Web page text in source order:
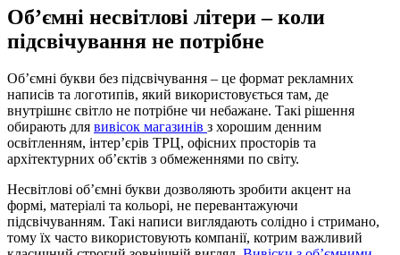
Об’ємні несвітлові літери – коли
підсвічування не потрібне
Об’ємні букви без підсвічування – це формат рекламних
написів та логотипів, який використовується там, де
внутрішнє світло не потрібне чи небажане. Такі рішення
обирають для вивісок магазинів з хорошим денним
освітленням, інтер’єрів ТРЦ, офісних просторів та
архітектурних об’єктів з обмеженнями по світу.
Несвітлові об’ємні букви дозволяють зробити акцент на
формі, матеріалі та кольорі, не перевантажуючи
підсвічуванням. Такі написи виглядають солідно і стримано,
тому їх часто використовують компанії, котрим важливий